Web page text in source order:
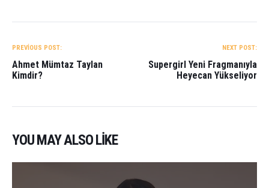
GEZINMESI
PREVIOUS POST:
Ahmet Mümtaz Taylan
Kimdir?
NEXT POST:
Supergirl Yeni Fragmanıyla
Heyecan Yükseliyor
YOU MAY ALSO LIKE